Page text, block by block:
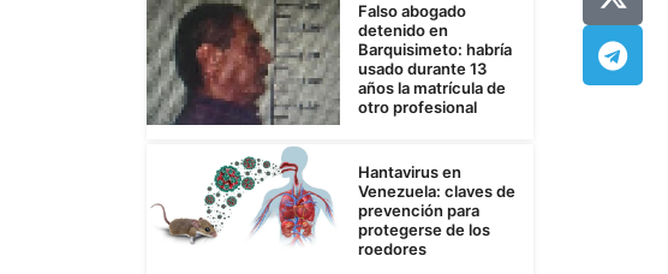
Falso abogado
detenido en
Barquisimeto: habría
usado durante 13
años la matrícula de
otro profesional
Hantavirus en
Venezuela: claves de
prevención para
protegerse de los
roedores